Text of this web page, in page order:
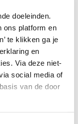
doeleinden.
ons platform en
te klikken ga je
en
Via deze niet-
social media of
van de door
parkbaan met
steekt de
liggende
de havenkranen